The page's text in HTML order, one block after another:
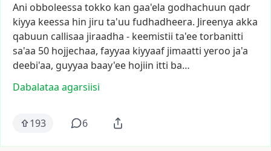
Ani obboleessa tokko kan gaa'ela godhachuun qadr
kiyya keessa hin jiru ta'uu fudhadheera. Jireenya akka
qabuun callisaa jiraadha - keemistii ta'eetorbanitti
sa'aa 50 hojjechaa, fayyaa kiyyaaf jimaatti yeroo ja'a
deebi'aa, guyyaa baay'ee hojiin itti ba…
Dabalataa agarsiisi
193 6